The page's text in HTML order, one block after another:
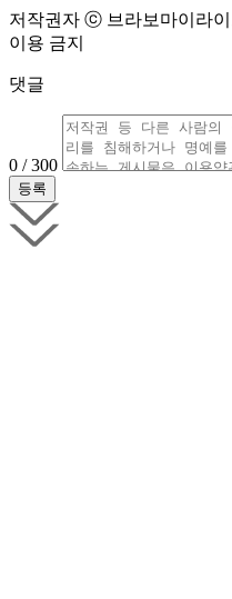
저작권자 ⓒ 브라보마이라
이용 금지
댓글
0 / 300